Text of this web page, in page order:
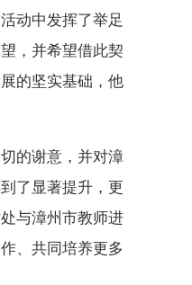
动中发挥了举足
，并希望借此契
的坚实基础，他
的谢意，并对漳
了显著提升，更
与漳州市教师进
、共同培养更多